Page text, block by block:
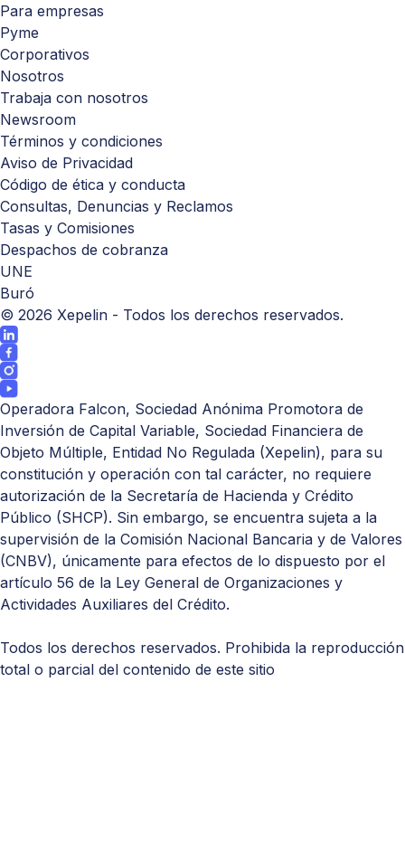
Para empresas
Pyme
Corporativos
Nosotros
Trabaja con nosotros
Newsroom
Términos y condiciones
Aviso de Privacidad
Código de ética y conducta
Consultas, Denuncias y Reclamos
Tasas y Comisiones
Despachos de cobranza
UNE
Buró
© 2026 Xepelin - Todos los derechos reservados.
Operadora Falcon, Sociedad Anónima Promotora de
Inversión de Capital Variable, Sociedad Financiera de
Objeto Múltiple, Entidad No Regulada (Xepelin), para su
constitución y operación con tal carácter, no requiere
autorización de la Secretaría de Hacienda y Crédito
Público (SHCP). Sin embargo, se encuentra sujeta a la
supervisión de la Comisión Nacional Bancaria y de Valores
(CNBV), únicamente para efectos de lo dispuesto por el
artículo 56 de la Ley General de Organizaciones y
Actividades Auxiliares del Crédito.
Todos los derechos reservados. Prohibida la reproducción
total o parcial del contenido de este sitio